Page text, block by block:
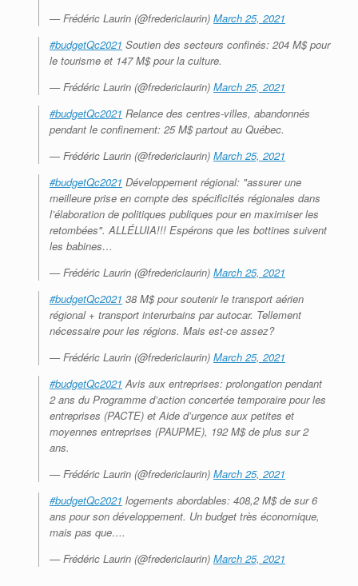
— Frédéric Laurin (@fredericlaurin) March 25, 2021
#budgetQc2021 Soutien des secteurs confinés: 204 M$ pour
le tourisme et 147 M$ pour la culture.
— Frédéric Laurin (@fredericlaurin) March 25, 2021
#budgetQc2021 Relance des centres-villes, abandonnés
pendant le confinement: 25 M$ partout au Québec.
— Frédéric Laurin (@fredericlaurin) March 25, 2021
#budgetQc2021 Développement régional: "assurer une
meilleure prise en compte des spécificités régionales dans
l’élaboration de politiques publiques pour en maximiser les
retombées". ALLÉLUIA!!! Espérons que les bottines suivent
les babines…
— Frédéric Laurin (@fredericlaurin) March 25, 2021
#budgetQc2021 38 M$ pour soutenir le transport aérien
régional + transport interurbains par autocar. Tellement
nécessaire pour les régions. Mais est-ce assez?
— Frédéric Laurin (@fredericlaurin) March 25, 2021
#budgetQc2021 Avis aux entreprises: prolongation pendant
2 ans du Programme d’action concertée temporaire pour les
entreprises (PACTE) et Aide d’urgence aux petites et
moyennes entreprises (PAUPME), 192 M$ de plus sur 2
ans.
— Frédéric Laurin (@fredericlaurin) March 25, 2021
#budgetQc2021 logements abordables: 408,2 M$ de sur 6
ans pour son développement. Un budget très économique,
mais pas que….
— Frédéric Laurin (@fredericlaurin) March 25, 2021